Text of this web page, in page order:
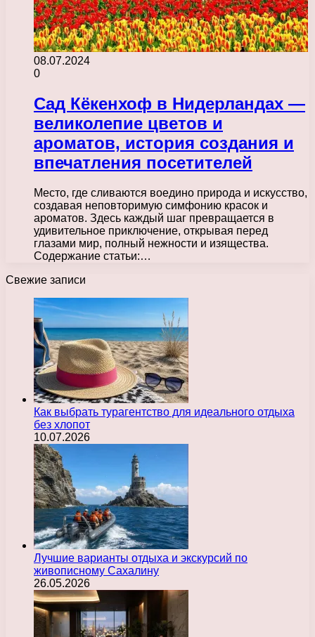
08.07.2024
0
Сад Кёкенхоф в Нидерландах —
великолепие цветов и
ароматов, история создания и
впечатления посетителей
Место, где сливаются воедино природа и искусство,
создавая неповторимую симфонию красок и
ароматов. Здесь каждый шаг превращается в
удивительное приключение, открывая перед
глазами мир, полный нежности и изящества.
Содержание статьи:…
Свежие записи
Как выбрать турагентство для идеального отдыха
без хлопот
10.07.2026
Лучшие варианты отдыха и экскурсий по
живописному Сахалину
26.05.2026